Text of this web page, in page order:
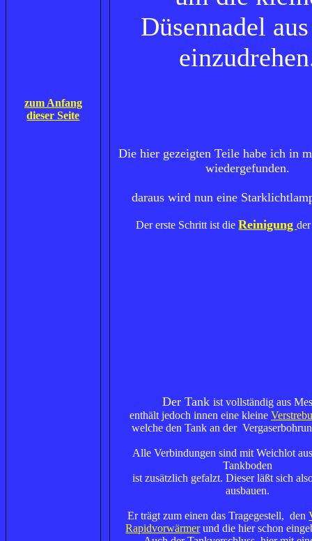
zum Anfang
dieser Seite
Düsennadel
Die hier gezeigten Teile habe ich in
wiedergefunden.
daraus wird nun eine
Der erste Schritt ist dieReinigung
Der Tank ist vollständig aus
enthält jedoch innen eine kleine
welche den Tank an der
Alle Verbindungen sind mit Weichlot
Tankboden
ist zusätzlich gefalzt. Dieser läßt sich
ausbauen.
Er trägt zum einen das Tragegestell, den
Rapidvorwärmerund die hier schon